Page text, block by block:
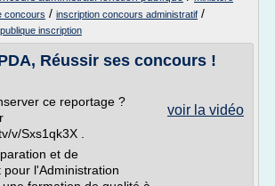
concours / inscription concours administratif /
inscription
Réussir ses concours !
voir la vidéo
ce reportage ?
v/Sxs1qk3X .
et de
pour l'Administration